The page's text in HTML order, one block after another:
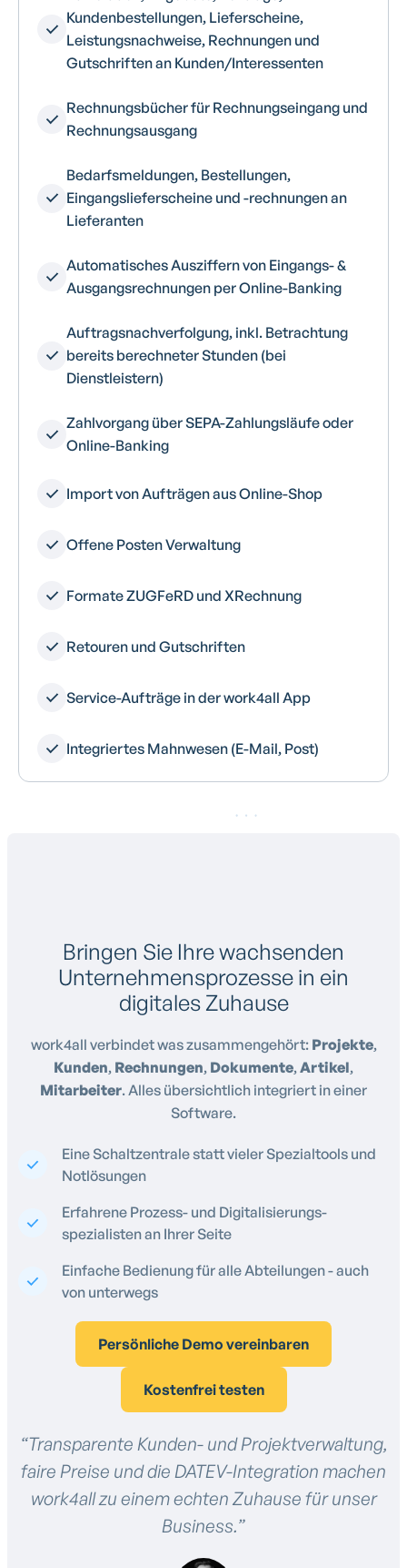
Kundenbestellungen, Lieferscheine,
Leistungsnachweise, Rechnungen und
Gutschriften an Kunden/Interessenten
Rechnungsbücher für Rechnungseingang und
Rechnungsausgang
Bedarfsmeldungen, Bestellungen,
Eingangslieferscheine und -rechnungen an
Lieferanten
Automatisches Ausziffern von Eingangs- &
Ausgangsrechnungen per Online-Banking
Auftragsnachverfolgung, inkl. Betrachtung
bereits berechneter Stunden (bei
Dienstleistern)
Zahlvorgang über SEPA-Zahlungsläufe oder
Online-Banking
Import von Aufträgen aus Online-Shop
Offene Posten Verwaltung
Formate ZUGFeRD und XRechnung
Retouren und Gutschriften
Service-Aufträge in der work4all App
Integriertes Mahnwesen (E-Mail, Post)
Bringen Sie Ihre wachsenden
Unternehmensprozesse in ein
digitales Zuhause
work4all verbindet was zusammengehört: Projekte,
Kunden, Rechnungen, Dokumente,Artikel,
Mitarbeiter. Alles übersichtlich integriert in einer
Software.
Eine Schaltzentrale statt vieler Spezialtools und
Notlösungen
Erfahrene Prozess- und Digitalisierungs-
spezialisten an Ihrer Seite
Einfache Bedienung für alle Abteilungen - auch
von unterwegs
Persönliche Demo vereinbaren
Kostenfrei testen
“Transparente Kunden- und Projektverwaltung,
faire Preise und die DATEV-Integration machen
work4all zu einem echten Zuhause für unser
Business.”